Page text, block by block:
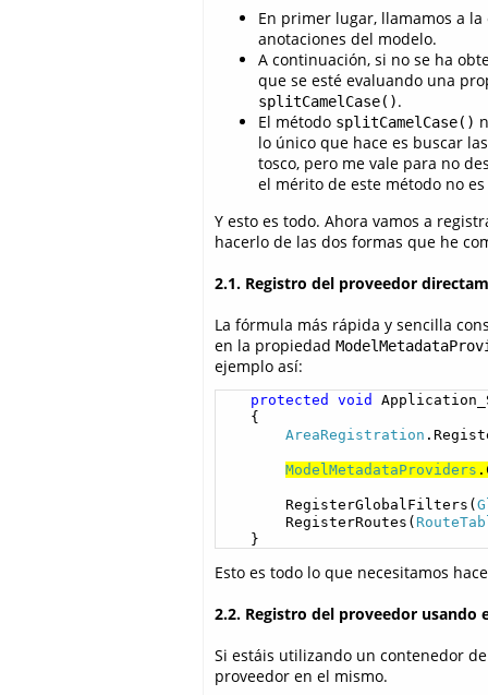
En primer lugar, llamamos a
anotaciones del modelo.
A continuación, si no se ha
que se esté evaluando una
splitCamelCase().
El método splitCamelCase()
lo único que hace es buscar
tosco, pero me vale para no
el mérito de este método no
Y esto es todo. Ahora vamos a
hacerlo de las dos formas que he
2.1. Registro del proveedor
La fórmula más rápida y sencilla
en la propiedad
ejemplo así:
protected void
    {
AreaRegistration
ModelMetadataProviders
        RegisterGlobalFilters(
        RegisterRoutes(
    }
Esto es todo lo que necesitamos
2.2. Registro del proveedor usando
Si estáis utilizando un contenedor
proveedor en el mismo.